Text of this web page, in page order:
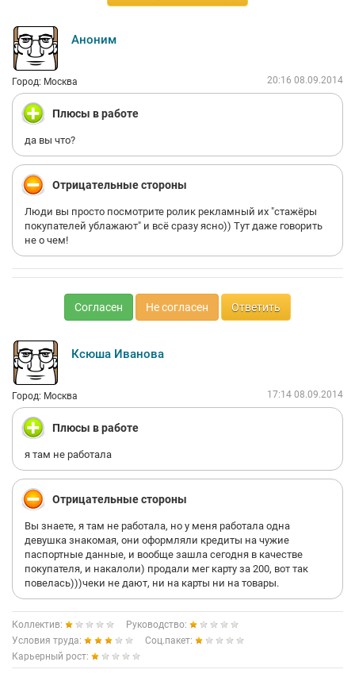
Аноним
Город: Москва 20:16 08.09.2014
Плюсы в работе
да вы что?
Отрицательные стороны
Люди вы просто посмотрите ролик рекламный их "стажёры
покупателей ублажают" и всё сразу ясно)) Тут даже говорить
не о чем!
Согласен Не согласен Ответить
Ксюша Иванова
Город: Москва 17:14 08.09.2014
Плюсы в работе
я там не работала
Отрицательные стороны
Вы знаете, я там не работала, но у меня работала одна
девушка знакомая, они оформляли кредиты на чужие
паспортные данные, и вообще зашла сегодня в качестве
покупателя, и накалоли) продали мег карту за 200, вот так
повелась)))чеки не дают, ни на карты ни на товары.
Коллектив:
Руководство:
Условия труда:
Соц.пакет:
Карьерный рост: